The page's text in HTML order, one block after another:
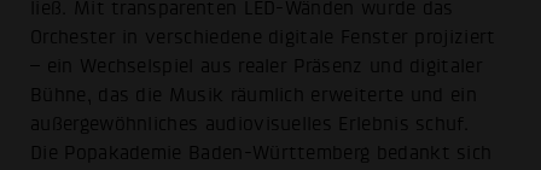
ließ. Mit transparenten LED-Wänden wurde das
Orchester in verschiedene digitale Fenster projiziert
– ein Wechselspiel aus realer Präsenz und digitaler
Bühne, das die Musik räumlich erweiterte und ein
außergewöhnliches audiovisuelles Erlebnis schuf.
Die Popakademie Baden-Württemberg bedankt sich